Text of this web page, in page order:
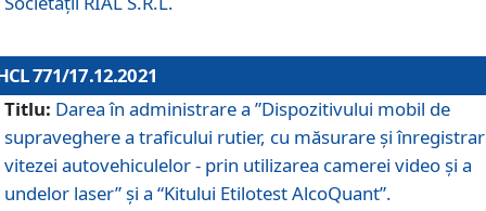
771/17.12.2021
Titlu: Darea în administrare a ”Dispozitivului mobil de
supraveghere a traficului rutier, cu măsurare și
vitezei autovehiculelor - prin utilizarea camerei video și a
undelor laser” și a “Kitului Etilotest AlcoQuant”.